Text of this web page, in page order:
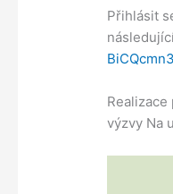
Přihlásit
výzvy Na